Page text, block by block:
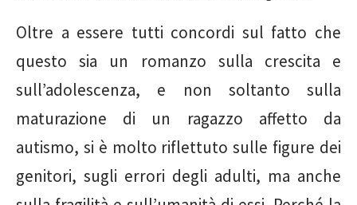
Oltre a essere tutti concordi sul fatto che
questo sia un romanzo sulla crescita e
sull’adolescenza, e non soltanto sulla
maturazione di un ragazzo affetto da
autismo, si è molto riflettuto sulle figure dei
genitori, sugli errori degli adulti, ma anche